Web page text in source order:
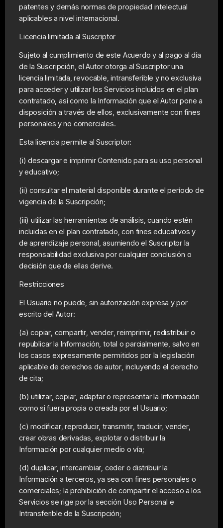
patentes y demás normas de propiedad intelectual
aplicables a nivel internacional.
Licencia limitada al Suscriptor
Sujeto al cumplimiento de este Acuerdo y al pago al día
de la Suscripción, el Autor otorga al Suscriptor una
licencia limitada, revocable, intransferible y no exclusiva
para acceder y utilizar los Servicios incluidos en el plan
contratado, así como la Información que el Autor pone a
disposición a través de ellos, exclusivamente con fines
personales y no comerciales.
Esta licencia permite al Suscriptor:
(i) descargar e imprimir Contenido para su uso personal
y educativo;
(ii) consultar el material disponible durante el período de
vigencia de la Suscripción;
(iii) utilizar las herramientas de análisis, cuando estén
incluidas en el plan contratado, con fines educativos y
de aprendizaje personal, asumiendo el Suscriptor la
responsabilidad exclusiva por cualquier conclusión o
decisión que de ellas derive.
Restricciones
El Usuario no puede, sin autorización expresa y por
escrito del Autor:
(a) copiar, compartir, vender, reimprimir, redistribuir o
republicar la Información, total o parcialmente, salvo en
los casos expresamente permitidos por la legislación
aplicable de derechos de autor, incluyendo el derecho
de cita;
(b) utilizar, copiar, adaptar o representar la Información
como si fuera propia o creada por el Usuario;
(c) modificar, reproducir, transmitir, traducir, vender,
crear obras derivadas, explotar o distribuir la
Información por cualquier medio o vía;
(d) duplicar, intercambiar, ceder o distribuir la
Información a terceros, ya sea con fines personales o
comerciales; la prohibición de compartir el acceso a los
Servicios se rige por la sección Uso Personal e
Intransferible de la Suscripción;